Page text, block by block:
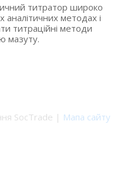
титратор широко
аналітичних методах і
титраційні методи
мазуту.
SocTrade | Мапа сайту